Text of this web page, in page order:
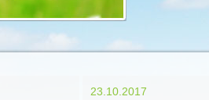
23.10.2017